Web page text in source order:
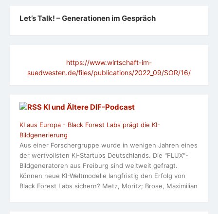
Let’s Talk! – Generationen im Gespräch
https://www.wirtschaft-im-
suedwesten.de/files/publications/2022_09/SOR/16/
KI und Ältere DlF-Podcast
KI aus Europa - Black Forest Labs prägt die KI-
Bildgenerierung
Aus einer Forschergruppe wurde in wenigen Jahren eines
der wertvollsten KI-Startups Deutschlands. Die "FLUX"-
Bildgeneratoren aus Freiburg sind weltweit gefragt.
Können neue KI-Weltmodelle langfristig den Erfolg von
Black Forest Labs sichern? Metz, Moritz; Brose, Maximilian